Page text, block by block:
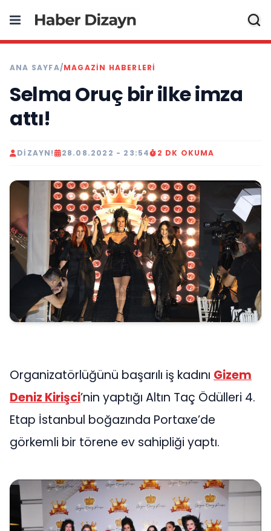
ANA SAYFA/MAGAZIN HABERLERI
Selma Oruç bir ilke imza
attı!
DIZAYN! 28.08.2022 - 23:54 2 DK OKUMA
Organizatörlüğünü başarılı iş kadını Gizem
Deniz Kirişci’nin yaptığı Altın Taç Ödülleri 4.
Etap İstanbul boğazında Portaxe’de
görkemli bir törene ev sahipliği yaptı.